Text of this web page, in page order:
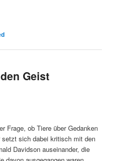
Geist
Frage, ob Tiere über Gedanken
sich dabei kritisch mit den
Davidson auseinander, die